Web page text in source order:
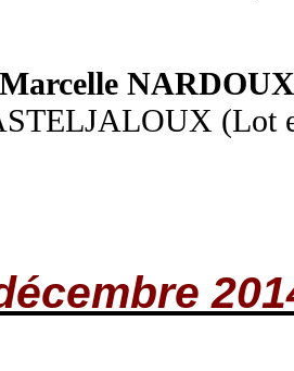
Marcelle
(Lot